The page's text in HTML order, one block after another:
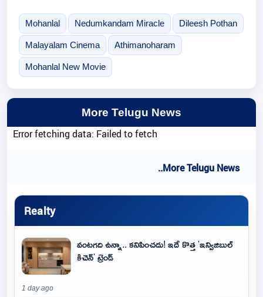
Mohanlal Nedumkandam Miracle Dileesh Pothan
Malayalam Cinema Athimanoharam
Mohanlal New Movie
More Telugu News
Error fetching data: Failed to fetch
..More Telugu News
Realty
వంటగది ఉన్నా.. కనిపించదు! ఇదే కొత్త 'ఇన్విజిబుల్
కిచెన్' ట్రెండ్
1 day ago